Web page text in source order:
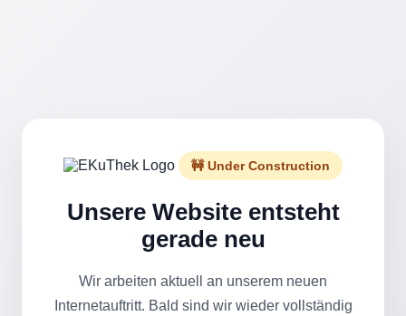
🚧 Under Construction
Unsere Website entsteht
gerade neu
Wir arbeiten aktuell an unserem neuen
Internetauftritt. Bald sind wir wieder vollständig